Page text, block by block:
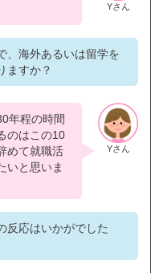
Yさん
、海外あるいは留学を
ますか？
Yさん
年程の時間
のはこの10
めて就職活
いと思いま
反応はいかがでした